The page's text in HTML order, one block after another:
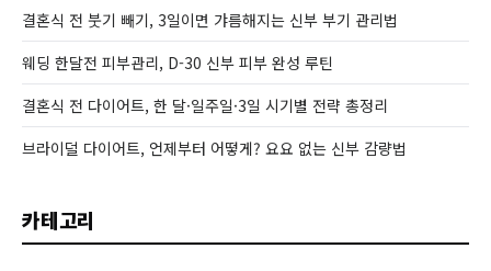
결혼식 전 붓기 빼기, 3일이면 갸름해지는 신부 부기 관리법
웨딩 한달전 피부관리, D-30 신부 피부 완성 루틴
결혼식 전 다이어트, 한 달·일주일·3일 시기별 전략 총정리
브라이덜 다이어트, 언제부터 어떻게? 요요 없는 신부 감량법
카테고리